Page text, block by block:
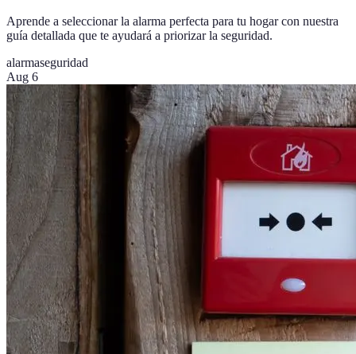
Aprende a seleccionar la alarma perfecta para tu hogar con nuestra
guía detallada que te ayudará a priorizar la seguridad.
alarmaseguridad
Aug 6